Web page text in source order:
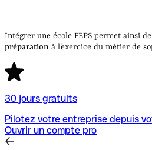
Intégrer une école FEPS permet ainsi de
préparation à l’exercice du métier de
30 jours gratuits
Pilotez votre entreprise depuis
Ouvrir un compte pro